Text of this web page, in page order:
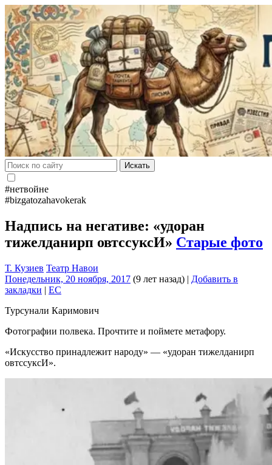
Искать
#нетвойне
#bizgatozahavokerak
Надпись на негативе: «удоран
тижелданирп овтссуксИ» Старые фото
Т. Кузиев Театр Навои
Понедельник, 20 ноября, 2017 (9 лет назад) | Добавить в
закладки | EC
Турсунали Каримович
Фотографии полвека. Прочтите и поймете метафору.
«Искусство принадлежит народу» — «удоран тижелданирп
овтссуксИ».